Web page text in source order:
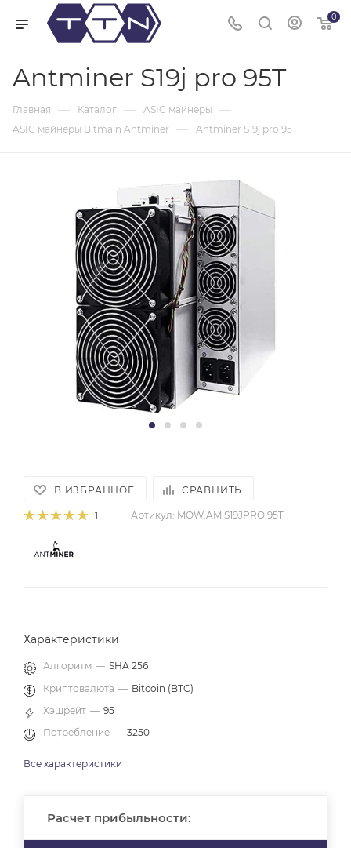
0
Antminer S19j pro 95T
Главная — Каталог — ASIC майнеры —
ASIC майнеры Bitmain Antminer — Antminer S19j pro 95T
В ИЗБРАННОЕ СРАВНИТЬ
1 Артикул: MOW.AM.S19JPRO.95T
Характеристики
Алгоритм — SHA 256
Криптовалюта — Bitcoin (BTC)
Хэшрейт — 95
Потребление — 3250
Все характеристики
Расчет прибыльности: